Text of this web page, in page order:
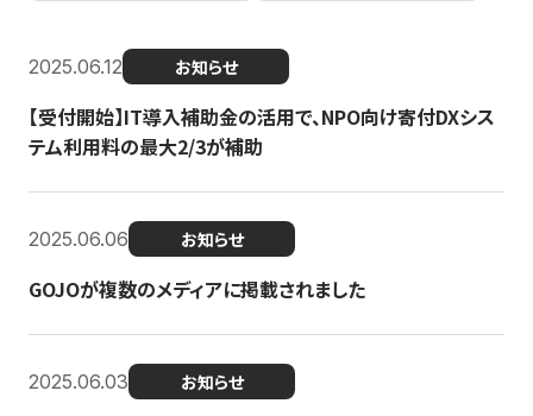
2025.06.12 お知らせ
【受付開始】IT導入補助金の活用で、NPO向け寄付DXシス
テム利用料の最大2/3が補助
2025.06.06 お知らせ
GOJOが複数のメディアに掲載されました
2025.06.03 お知らせ